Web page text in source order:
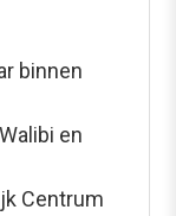
binnen
en
Centrum